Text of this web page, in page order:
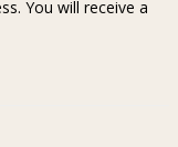
You will receive a